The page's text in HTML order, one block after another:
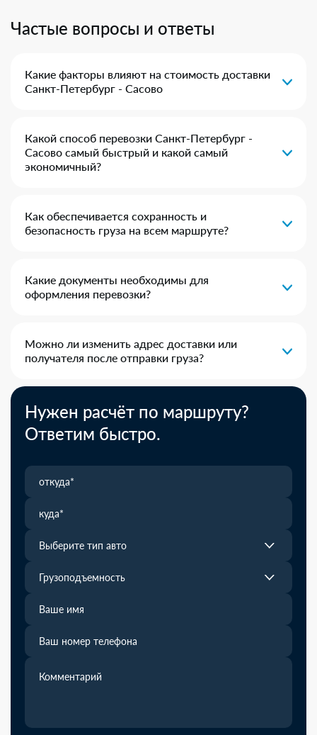
Частые вопросы и ответы
Какие факторы влияют на стоимость доставки
Санкт-Петербург - Сасово
Какой способ перевозки Санкт-Петербург -
Сасово самый быстрый и какой самый
экономичный?
Как обеспечивается сохранность и
безопасность груза на всем маршруте?
Какие документы необходимы для
оформления перевозки?
Можно ли изменить адрес доставки или
получателя после отправки груза?
Нужен расчёт по маршруту?
Ответим быстро.
Выберите тип авто
Грузоподъемность